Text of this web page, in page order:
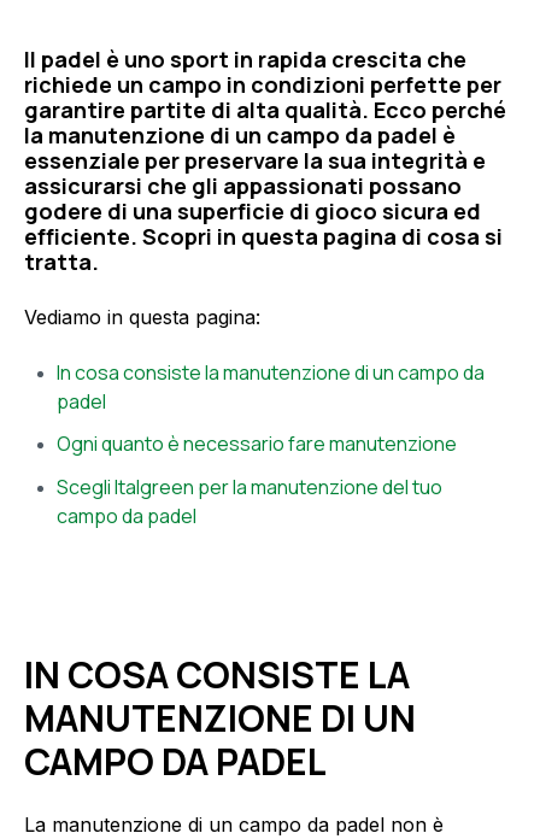
Il padel è uno sport in rapida crescita che
richiede un campo in condizioni perfette per
garantire partite di alta qualità. Ecco perché
la manutenzione di un campo da padel è
essenziale per preservare la sua integrità e
assicurarsi che gli appassionati possano
godere di una superficie di gioco sicura ed
efficiente. Scopri in questa pagina di cosa si
tratta.
Vediamo in questa pagina:
In cosa consiste la manutenzione di un campo da
padel
Ogni quanto è necessario fare manutenzione
Scegli Italgreen per la manutenzione del tuo
campo da padel
IN COSA CONSISTE LA
MANUTENZIONE DI UN
CAMPO DA PADEL
La manutenzione di un campo da padel non è